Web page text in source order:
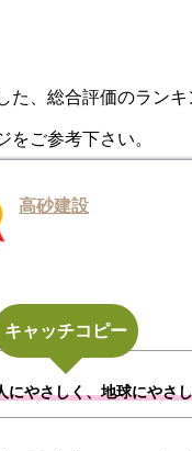
た、総合評価のラン
ご参考下さい。
高砂建設
キャッチコピー
にやさしく、地球にやさ